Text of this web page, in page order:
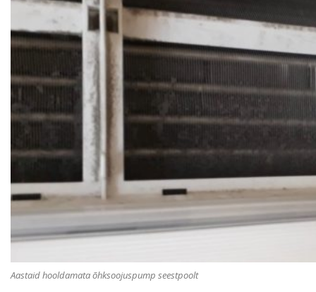
Aastaid hooldamata õhksoojuspump seestpoolt